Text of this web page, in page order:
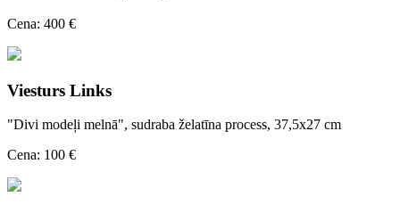
Cena: 400 €
Viesturs Links
"Divi modeļi melnā", sudraba želatīna process, 37,5x27 cm
Cena: 100 €